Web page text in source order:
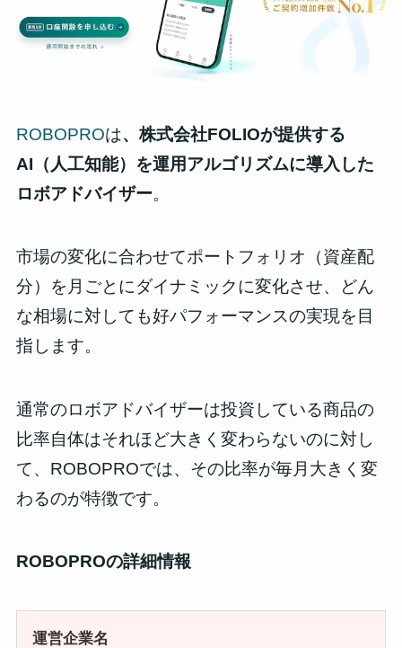
ROBOPROは、株式会社FOLIOが提供する
AI（人工知能）を運用アルゴリズムに導入した
ロボアドバイザー。
市場の変化に合わせてポートフォリオ（資産配
分）を月ごとにダイナミックに変化させ、
どん
な相場に対しても好パフォーマンスの実現を目
指します。
通常のロボアドバイザーは投資している商品の
比率自体はそれほど大きく変わらないのに対し
て、ROBOPROでは、その比率が毎月大きく変
わるのが特徴です。
ROBOPROの詳細情報
運営企業名